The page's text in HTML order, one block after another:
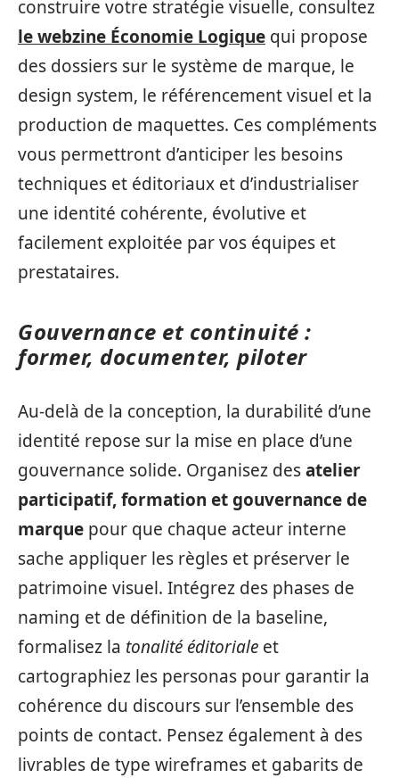
construire votre stratégie visuelle, consultez
le webzine Économie Logique qui propose
des dossiers sur le système de marque, le
design system, le référencement visuel et la
production de maquettes. Ces compléments
vous permettront d’anticiper les besoins
techniques et éditoriaux et d’industrialiser
une identité cohérente, évolutive et
facilement exploitée par vos équipes et
prestataires.
Gouvernance et continuité :
former, documenter, piloter
Au-delà de la conception, la durabilité d’une
identité repose sur la mise en place d’une
gouvernance solide. Organisez desatelier
participatif, formation et gouvernance de
marque pour que chaque acteur interne
sache appliquer les règles et préserver le
patrimoine visuel. Intégrez des phases de
naming et de définition de la baseline,
formalisez la tonalité éditoriale et
cartographiez les personas pour garantir la
cohérence du discours sur l’ensemble des
points de contact. Pensez également à des
livrables de type wireframes et gabarits de